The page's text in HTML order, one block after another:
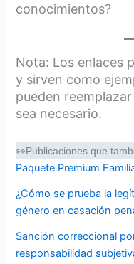
conocimientos?
Nota: Los enlaces
y sirven como
pueden
sea necesario.
👀Publicaciones que
Paquete Premium
¿Cómo se prueba la
género en casación
Sanción correccional
responsabilidad